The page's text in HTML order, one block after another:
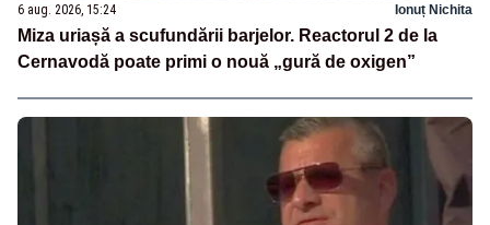
6 aug. 2026, 15:24 Ionuț Nichita
Miza uriașă a scufundării barjelor. Reactorul 2 de la
Cernavodă poate primi o nouă „gură de oxigen”